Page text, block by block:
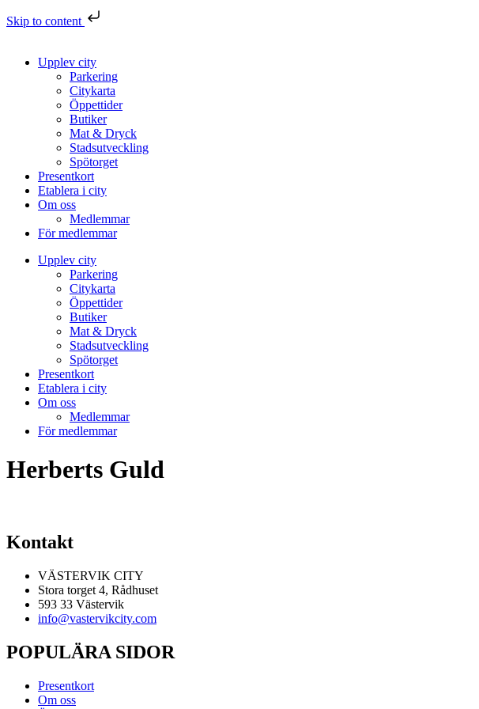
Skip to content
Upplev city
Parkering
Citykarta
Öppettider
Butiker
Mat & Dryck
Stadsutveckling
Spötorget
Presentkort
Etablera i city
Om oss
Medlemmar
För medlemmar
Upplev city
Parkering
Citykarta
Öppettider
Butiker
Mat & Dryck
Stadsutveckling
Spötorget
Presentkort
Etablera i city
Om oss
Medlemmar
För medlemmar
Herberts Guld
Kontakt
VÄSTERVIK CITY
Stora torget 4, Rådhuset
593 33 Västervik
info@vastervikcity.com
POPULÄRA SIDOR
Presentkort
Om oss